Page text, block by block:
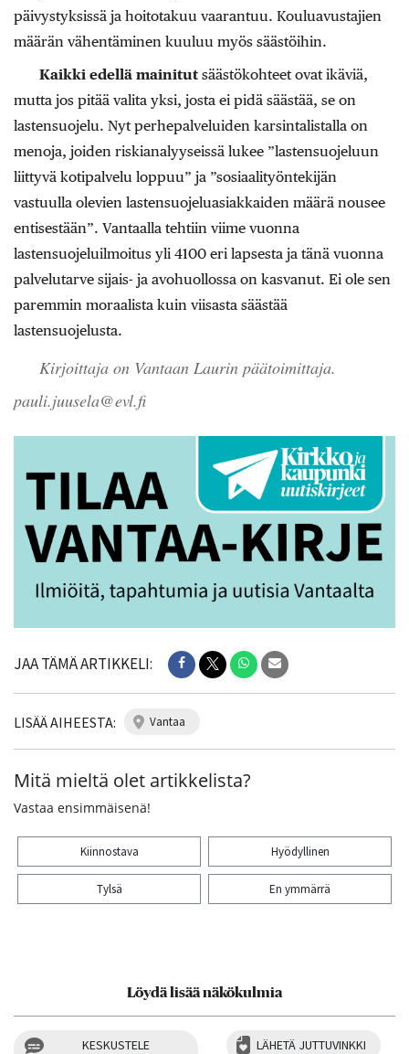
päivystyksissä ja hoitotakuu vaarantuu. Kouluavustajien
määrän vähentäminen kuuluu myös säästöihin.
Kaikki edellä mainitut säästökohteet ovat ikäviä,
mutta jos pitää valita yksi, josta ei pidä säästää, se on
lastensuojelu. Nyt perhepalveluiden karsintalistalla on
menoja, joiden riskianalyyseissä lukee ”lastensuojeluun
liittyvä kotipalvelu loppuu” ja ”sosiaalityöntekijän
vastuulla olevien lastensuojeluasiakkaiden määrä nousee
entisestään”. Vantaalla tehtiin viime vuonna
lastensuojeluilmoitus yli 4100 eri lapsesta ja tänä vuonna
palvelutarve sijais- ja avohuollossa on kasvanut. Ei ole sen
paremmin moraalista kuin viisasta säästää
lastensuojelusta.
Kirjoittaja on Vantaan Laurin päätoimittaja.
pauli.juusela@evl.fi
JAA TÄMÄ ARTIKKELI:
LISÄÄ AIHEESTA: vantaa
Mitä mieltä olet artikkelista?
Vastaa ensimmäisenä!
Kiinnostava Hyödyllinen
Tylsä En ymmärrä
Löydä lisää näkökulmia
KESKUSTELE
LÄHETÄ JUTTUVINKKI